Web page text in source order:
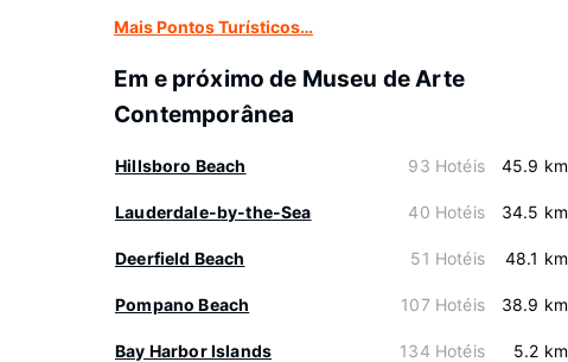
Mais Pontos Turísticos…
Em e próximo de Museu de Arte
Contemporânea
Hillsboro Beach 93 Hotéis 45.9 km
Lauderdale-by-the-Sea 40 Hotéis 34.5 km
Deerfield Beach 51 Hotéis 48.1 km
Pompano Beach 107 Hotéis 38.9 km
Bay Harbor Islands 134 Hotéis 5.2 km